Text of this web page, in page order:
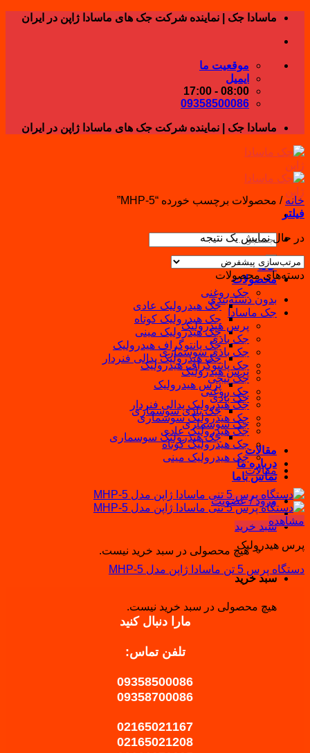
Skip
content
ماسادا جک | نماینده شرکت جک های ماسادا ژاپن در ایران
موقعیت ما
ایمیل
08:00 - 17:00
09358500086
ماسادا جک | نماینده شرکت جک های ماسادا ژاپن در ایران
جستجو
خانه
محصولات
جک روغنی
جک هیدرولیک عادی
جک هیدرولیک کوتاه
جک هیدرولیک مینی
جک پانتوگراف هیدرولیک
جک هیدرولیک پدالی فنردار
پرس هیدرولیک
پرس هیدرولیک
جک بادی
جک بادی سوسماری
جک سوسماری
جک هیدرولیک سوسماری
مقالات
درباره ما
تماس باما
ورود / عضویت
سبد خرید
هیچ محصولی در سبد خرید نیست.
سبد خرید
هیچ محصولی در سبد خرید نیست.
خانه / محصولات برچسب خورده “MHP-5”
فیلتر
در حال نمایش یک نتیجه
دسته‌های محصولات
بدون دسته‌بندی
جک ماسادا
پرس هیدرولیک
جک بادی
جک بادی سوسماری
جک پانتوگراف هیدرولیک
جک پیچی
جک روغنی
جک هیدرولیک پدالی فنردار
جک هیدرولیک سوسماری
جک هیدرولیک عادی
جک هیدرولیک کوتاه
جک هیدرولیک مینی
مقالات
مشاهده
پرس هیدرولیک
دستگاه پرس 5 تن ماسادا ژاپن مدل MHP-5
مارا دنبال کنید
تلفن تماس:
09358500086
09358700086
02165021167
02165021208